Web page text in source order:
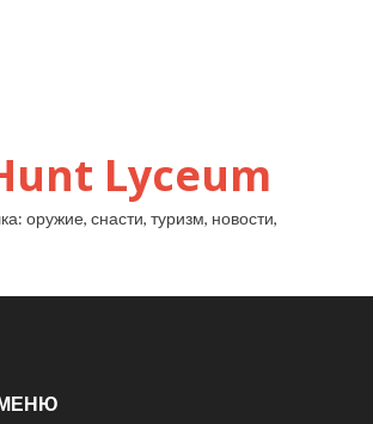
Lyceum
оружие, снасти, туризм, новости,